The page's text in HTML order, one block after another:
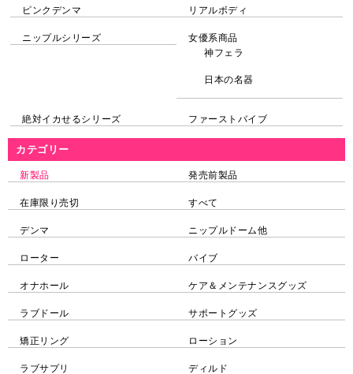
ピンクデンマ リアルボディ
ニップルシリーズ
女優系商品
神フェラ
日本の名器
絶対イカせるシリーズ ファーストバイブ
カテゴリー
新製品 発売前製品
在庫限り売切 すべて
デンマ ニップルドーム他
ローター バイブ
オナホール ケア＆メンテナンスグッズ
ラブドール サポートグッズ
矯正リング ローション
ラブサプリ ディルド